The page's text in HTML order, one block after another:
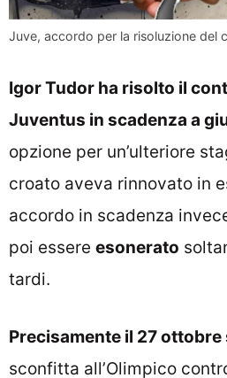
Juve, accordo per la risoluzione del
Igor Tudor ha risolto il
Juventus in scadenza a
opzione per un’ulteriore
croato aveva rinnovato in
accordo in scadenza
poi essere esonerato
tardi.
Precisamente il 27
sconfitta all’Olimpico